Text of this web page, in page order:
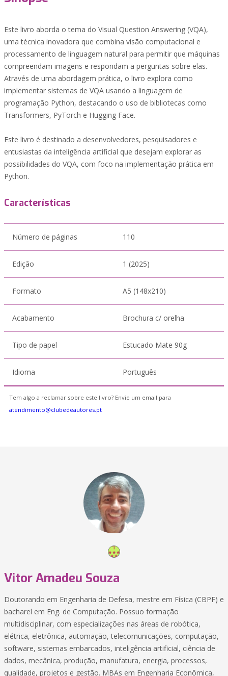
Este livro aborda o tema do Visual Question Answering (VQA),
uma técnica inovadora que combina visão computacional e
processamento de linguagem natural para permitir que máquinas
compreendam imagens e respondam a perguntas sobre elas.
Através de uma abordagem prática, o livro explora como
implementar sistemas de VQA usando a linguagem de
programação Python, destacando o uso de bibliotecas como
Transformers, PyTorch e Hugging Face.
Este livro é destinado a desenvolvedores, pesquisadores e
entusiastas da inteligência artificial que desejam explorar as
possibilidades do VQA, com foco na implementação prática em
Python.
Características
Número de páginas 110
Edição 1 (2025)
Formato A5 (148x210)
Acabamento Brochura c/ orelha
Tipo de papel Estucado Mate 90g
Idioma Português
Tem algo a reclamar sobre este livro? Envie um email para
atendimento@clubedeautores.pt
Vitor Amadeu Souza
Doutorando em Engenharia de Defesa, mestre em Física (CBPF) e
bacharel em Eng. de Computação. Possuo formação
multidisciplinar, com especializações nas áreas de robótica,
elétrica, eletrônica, automação, telecomunicações, computação,
software, sistemas embarcados, inteligência artificial, ciência de
dados, mecânica, produção, manufatura, energia, processos,
qualidade, projetos e gestão. MBAs em Engenharia Econômica,